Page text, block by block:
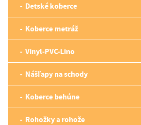
Detské koberce
Koberce metráž
Vinyl-PVC-Lino
Nášľapy na schody
Koberce behúne
Rohožky a rohože